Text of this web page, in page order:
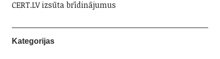
CERT.LV izsūta brīdinājumus
Kategorijas